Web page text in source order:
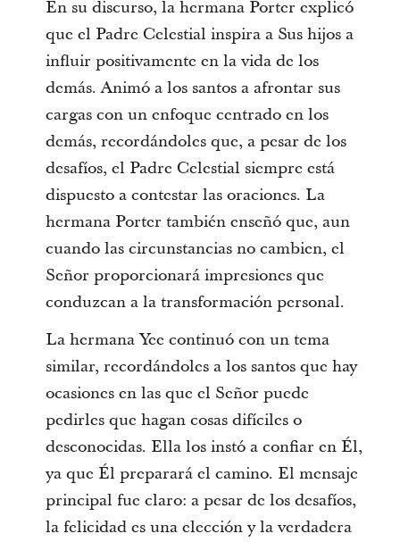
En su discurso, la hermana Porter explicó
que el Padre Celestial inspira a Sus hijos a
influir positivamente en la vida de los
demás. Animó a los santos a afrontar sus
cargas con un enfoque centrado en los
demás, recordándoles que, a pesar de los
desafíos, el Padre Celestial siempre está
dispuesto a contestar las oraciones. La
hermana Porter también enseñó que, aun
cuando las circunstancias no cambien, el
Señor proporcionará impresiones que
conduzcan a la transformación personal.
La hermana Yee continuó con un tema
similar, recordándoles a los santos que hay
ocasiones en las que el Señor puede
pedirles que hagan cosas difíciles o
desconocidas. Ella los instó a confiar en Él,
ya que Él preparará el camino. El mensaje
principal fue claro: a pesar de los desafíos,
la felicidad es una elección y la verdadera